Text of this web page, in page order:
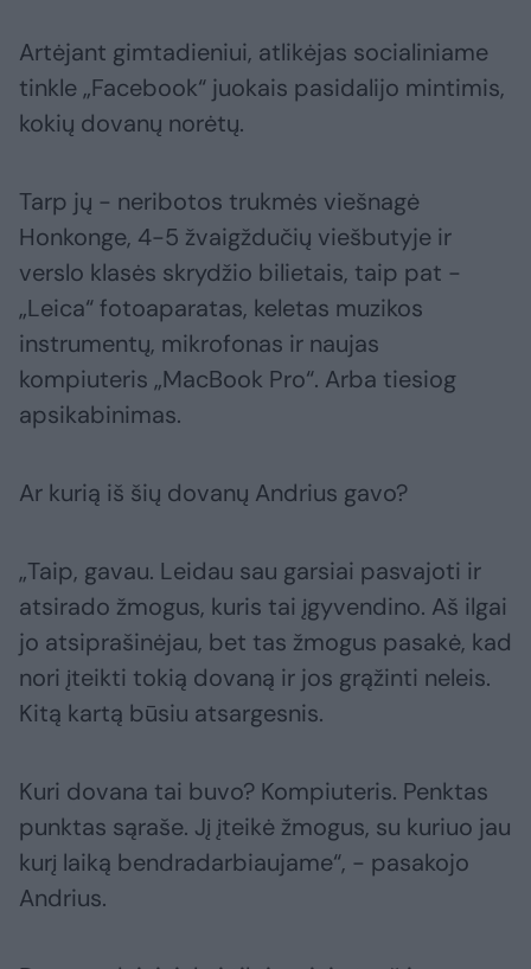
Artėjant gimtadieniui, atlikėjas socialiniame
tinkle „Facebook“ juokais pasidalijo mintimis,
kokių dovanų norėtų.
Tarp jų - neribotos trukmės viešnagė
Honkonge, 4-5 žvaigždučių viešbutyje ir
verslo klasės skrydžio bilietais, taip pat -
„Leica“ fotoaparatas, keletas muzikos
instrumentų, mikrofonas ir naujas
kompiuteris „MacBook Pro“. Arba tiesiog
apsikabinimas.
Ar kurią iš šių dovanų Andrius gavo?
„Taip, gavau. Leidau sau garsiai pasvajoti ir
atsirado žmogus, kuris tai įgyvendino. Aš ilgai
jo atsiprašinėjau, bet tas žmogus pasakė, kad
nori įteikti tokią dovaną ir jos grąžinti neleis.
Kitą kartą būsiu atsargesnis.
Kuri dovana tai buvo? Kompiuteris. Penktas
punktas sąraše. Jį įteikė žmogus, su kuriuo jau
kurį laiką bendradarbiaujame“, - pasakojo
Andrius.